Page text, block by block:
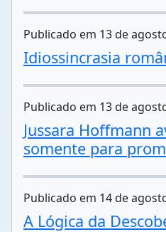
Publicado em 13 de
Idiossincrasia
Publicado em 13 de
Jussara Hoffmann
somente para
Publicado em 14 de
A Lógica da